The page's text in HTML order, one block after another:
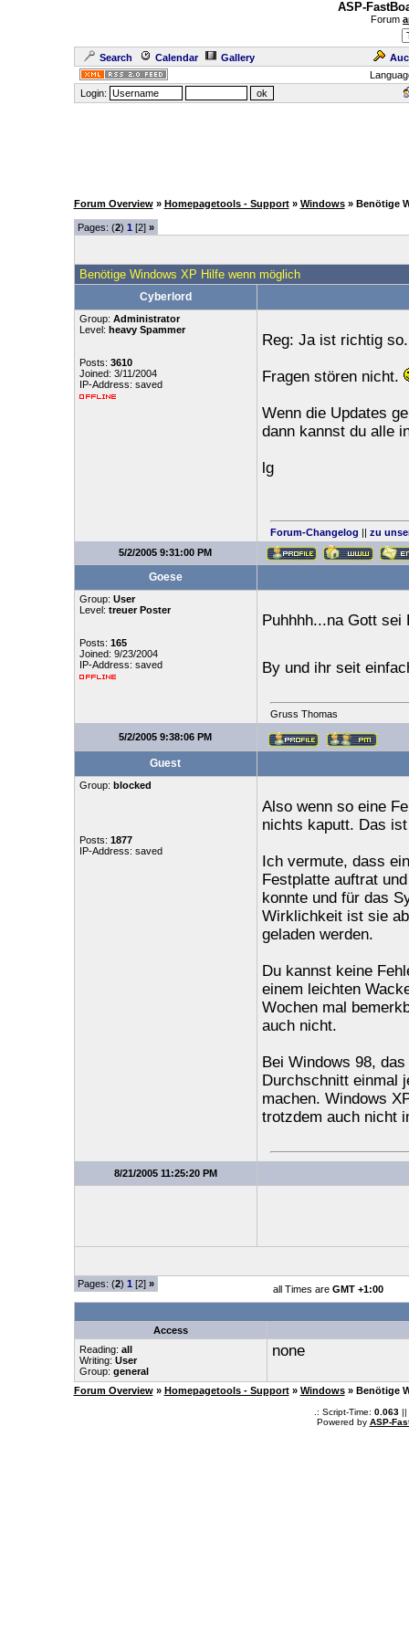
ASP-
Forum
Search Calendar Gallery
Login:
Forum Overview » Homepagetools - Support » Windows » Benötige
Pages: (2) 1 [2] »
Benötige Windows XP Hilfe wenn möglich
Cyberlord
Group: Administrator
Level: heavy Spammer
Posts: 3610
Joined: 3/11/2004
IP-Address: saved
Reg: Ja ist richtig so.
Fragen stören nicht.
Wenn die Updates
dann kannst du alle
lg
Forum-Changelog || zu
5/2/2005 9:31:00 PM
Goese
Group: User
Level: treuer Poster
Posts: 165
Joined: 9/23/2004
IP-Address: saved
Puhhhh...na Gott
By und ihr seit
Gruss Thomas
5/2/2005 9:38:06 PM
Guest
Group: blocked
Posts: 1877
IP-Address: saved
Also wenn so eine
nichts kaputt. Das
Ich vermute, dass
Festplatte auftrat
konnte und für das
Wirklichkeit ist sie
geladen werden.
Du kannst keine
einem leichten
Wochen mal
auch nicht.
Bei Windows 98,
Durchschnitt einmal
machen. Windows
trotzdem auch nicht
8/21/2005 11:25:20 PM
Pages: (2) 1 [2] » all Times are GMT +1:00
Access
Reading: all
Writing: User
Group: general
none
Forum Overview » Homepagetools - Support » Windows » Benötige
.: Script-Time: 0.063||
Powered by ASP-